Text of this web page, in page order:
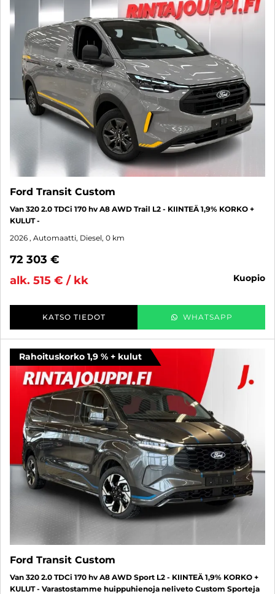
Ford Transit Custom
Van 320 2.0 TDCi 170 hv A8 AWD Trail L2 - KIINTEÄ 1,9% KORKO +
KULUT -
2026 , Automaatti, Diesel, 0 km
72 303 €
alk. 515 € / kk
kuopio
KATSO TIEDOT WHATSAPP
Rahoituskorko 1,9 % + kulut
Ford Transit Custom
Van 320 2.0 TDCi 170 hv A8 AWD Sport L2 - KIINTEÄ 1,9% KORKO +
KULUT - Varastostamme huippuhienoja neliveto Custom Sporteja